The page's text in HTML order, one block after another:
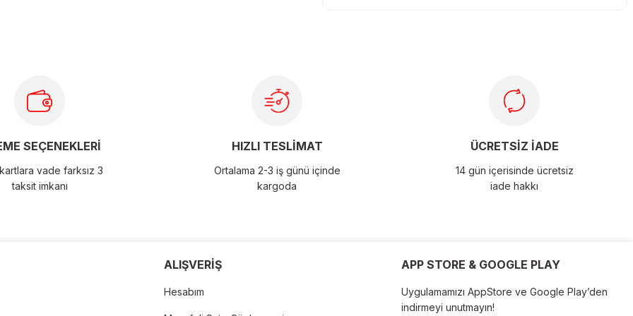
SEÇENEKLERİ
vade farksız 3
taksit imkanı
HIZLI TESLİMAT
Ortalama 2-3 iş günü içinde
kargoda
ÜCRETSİZ İADE
14 gün içerisinde ücretsiz
iade hakkı
ALIŞVERİŞ
Hesabım
APP STORE & GOOGLE PLAY
Uygulamamızı AppStore ve Google Play’den
indirmeyi unutmayın!